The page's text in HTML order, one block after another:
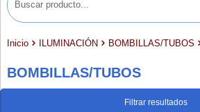
Inicio ILUMINACIÓN BOMBILLAS/TUBOS
BOMBILLAS/TUBOS
Filtrar resultados